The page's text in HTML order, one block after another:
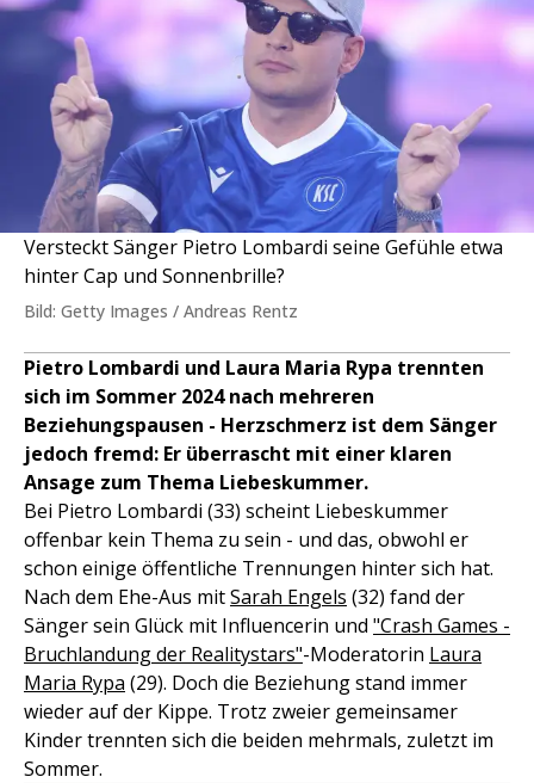
Versteckt Sänger Pietro Lombardi seine Gefühle etwa
hinter Cap und Sonnenbrille?
Bild: Getty Images / Andreas Rentz
Pietro Lombardi und Laura Maria Rypa trennten
sich im Sommer 2024 nach mehreren
Beziehungspausen - Herzschmerz ist dem Sänger
jedoch fremd: Er überrascht mit einer klaren
Ansage zum Thema Liebeskummer.
Bei Pietro Lombardi (33) scheint Liebeskummer
offenbar kein Thema zu sein - und das, obwohl er
schon einige öffentliche Trennungen hinter sich hat.
Nach dem Ehe-Aus mitSarah Engels (32) fand der
Sänger sein Glück mit Influencerin und "Crash Games -
Bruchlandung der Realitystars"-Moderatorin Laura
Maria Rypa (29). Doch die Beziehung stand immer
wieder auf der Kippe. Trotz zweier gemeinsamer
Kinder trennten sich die beiden mehrmals, zuletzt im
Sommer.